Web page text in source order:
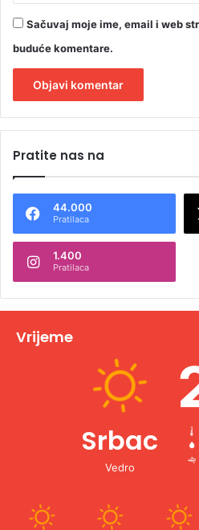
Sačuvaj moje ime, email i web
buduće komentare.
t
n
t
v
Pratite nas na
44.000
Pratilaca
1.400
Pratilaca
Vrijeme
Srbac
Vedro